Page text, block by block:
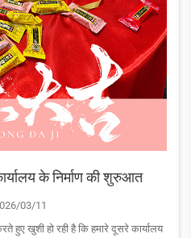
के निर्माण की शुरुआत
03/11
हुए खुशी हो रही है कि हमारे दूसरे कार्यालय